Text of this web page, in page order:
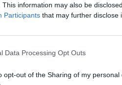
This information may also be
Participants that may further disclose
Data Processing Opt Outs
opt-out of the Sharing of my personal